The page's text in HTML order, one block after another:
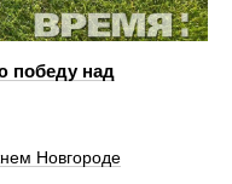
победу над
Новгороде